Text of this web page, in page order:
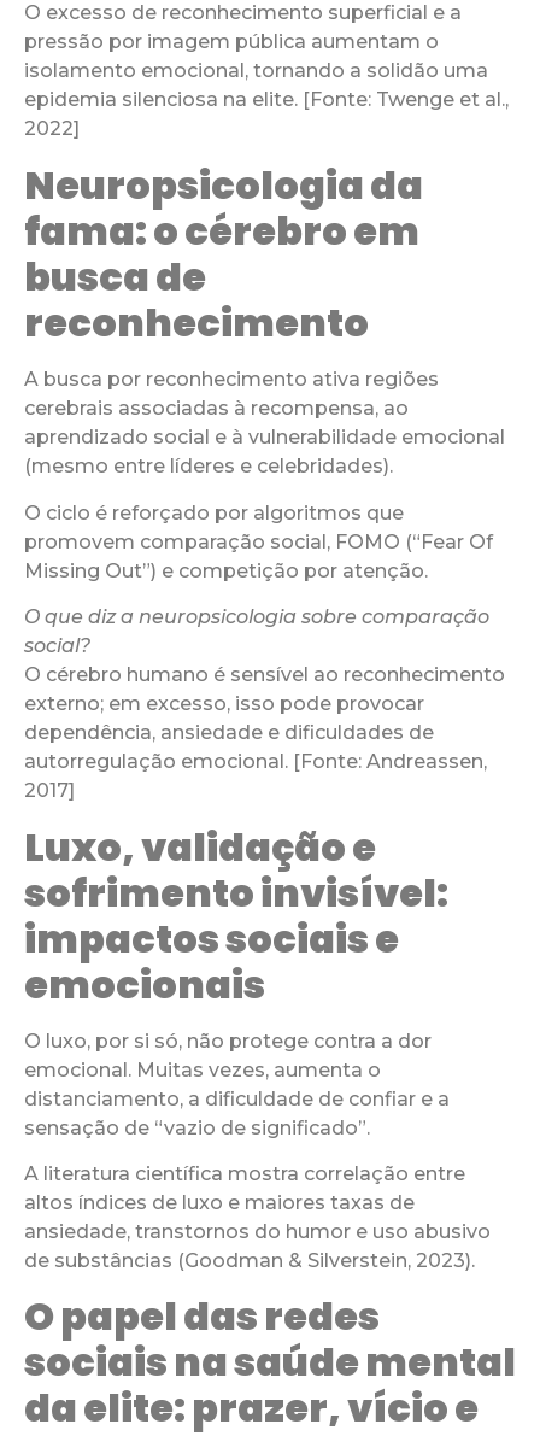
O excesso de reconhecimento superficial e a
pressão por imagem pública aumentam o
isolamento emocional, tornando a solidão uma
epidemia silenciosa na elite. [Fonte: Twenge et al.,
2022]
Neuropsicologia da
fama: o cérebro em
busca de
reconhecimento
A busca por reconhecimento ativa regiões
cerebrais associadas à recompensa, ao
aprendizado social e à vulnerabilidade emocional
(mesmo entre líderes e celebridades).
O ciclo é reforçado por algoritmos que
promovem comparação social, FOMO (“Fear Of
Missing Out”) e competição por atenção.
O que diz a neuropsicologia sobre comparação
social?
O cérebro humano é sensível ao reconhecimento
externo; em excesso, isso pode provocar
dependência, ansiedade e dificuldades de
autorregulação emocional. [Fonte: Andreassen,
2017]
Luxo, validação e
sofrimento invisível:
impactos sociais e
emocionais
O luxo, por si só, não protege contra a dor
emocional. Muitas vezes, aumenta o
distanciamento, a dificuldade de confiar e a
sensação de “vazio de significado”.
A literatura científica mostra correlação entre
altos índices de luxo e maiores taxas de
ansiedade, transtornos do humor e uso abusivo
de substâncias (Goodman & Silverstein, 2023).
O papel das redes
sociais na saúde mental
da elite: prazer, vício e